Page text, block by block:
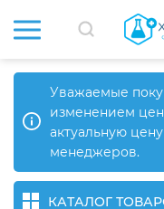
Уважаемые
изменением
актуальную
менеджеров.
КАТАЛОГ